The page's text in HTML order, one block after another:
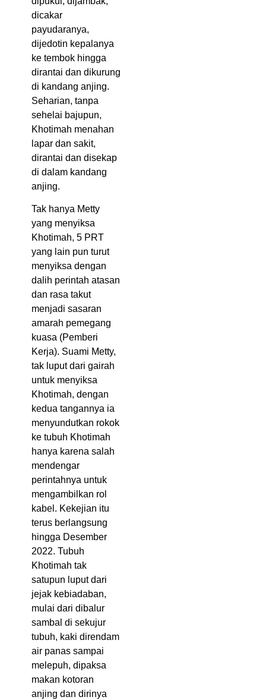
dicakar
payudaranya,
dijedotin kepalanya
ke tembok hingga
dirantai dan dikurung
di kandang anjing.
Seharian, tanpa
sehelai bajupun,
Khotimah menahan
lapar dan sakit,
dirantai dan disekap
di dalam kandang
anjing.
Tak hanya Metty
yang menyiksa
Khotimah, 5 PRT
yang lain pun turut
menyiksa dengan
dalih perintah atasan
dan rasa takut
menjadi sasaran
amarah pemegang
kuasa (Pemberi
Kerja). Suami Metty,
tak luput dari gairah
untuk menyiksa
Khotimah, dengan
kedua tangannya ia
menyundutkan rokok
ke tubuh Khotimah
hanya karena salah
mendengar
perintahnya untuk
mengambilkan rol
kabel. Kekejian itu
terus berlangsung
hingga Desember
2022. Tubuh
Khotimah tak
satupun luput dari
jejak kebiadaban,
mulai dari dibalur
sambal di sekujur
tubuh, kaki direndam
air panas sampai
melepuh, dipaksa
makan kotoran
anjing dan dirinya